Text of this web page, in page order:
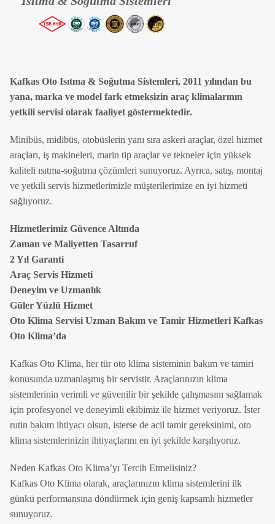
Kafkas Oto Isıtma & Soğutma Sistemleri, 2011 yılından bu
yana, marka ve model fark etmeksizin araç klimalarının
yetkili servisi olarak faaliyet göstermektedir.
Minibüs, midibüs, otobüslerin yanı sıra askeri araçlar, özel hizmet
araçları, iş makineleri, marin tip araçlar ve tekneler için yüksek
kaliteli ısıtma-soğutma çözümleri sunuyoruz. Ayrıca, satış, montaj
ve yetkili servis hizmetlerimizle müşterilerimize en iyi hizmeti
sağlıyoruz.
Hizmetlerimiz Güvence Altında
Zaman ve Maliyetten Tasarruf
2 Yıl Garanti
Araç Servis Hizmeti
Deneyim ve Uzmanlık
Güler Yüzlü Hizmet
Oto Klima Servisi Uzman Bakım ve Tamir Hizmetleri Kafkas
Oto Klima’da
Kafkas Oto Klima, her tür oto klima sisteminin bakım ve tamiri
konusunda uzmanlaşmış bir servistir. Araçlarınızın klima
sistemlerinin verimli ve güvenilir bir şekilde çalışmasını sağlamak
için profesyonel ve deneyimli ekibimiz ile hizmet veriyoruz. İster
rutin bakım ihtiyacı olsun, isterse de acil tamir gereksinimi, oto
klima sistemlerinizin ihtiyaçlarını en iyi şekilde karşılıyoruz.
Neden Kafkas Oto Klima’yı Tercih Etmelisiniz?
Kafkas Oto Klima olarak, araçlarınızın klima sistemlerini ilk
günkü performansına döndürmek için geniş kapsamlı hizmetler
sunuyoruz.